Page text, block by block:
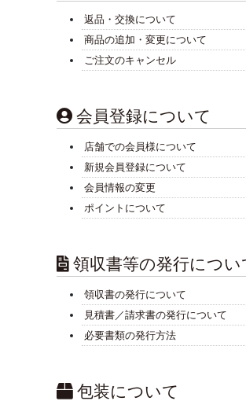
返品・交換について
商品の追加・変更について
ご注文のキャンセル
会員登録について
店舗での会員様について
新規会員登録について
会員情報の変更
ポイントについて
領収書等の発行につい
領収書の発行について
見積書／請求書の発行について
必要書類の発行方法
包装について